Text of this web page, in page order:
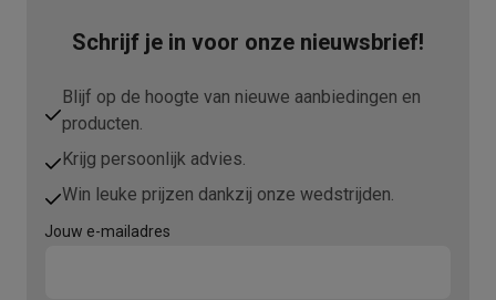
Schrijf je in voor onze nieuwsbrief!
Blijf op de hoogte van nieuwe aanbiedingen en
producten.
Krijg persoonlijk advies.
Win leuke prijzen dankzij onze wedstrijden.
Jouw e-mailadres